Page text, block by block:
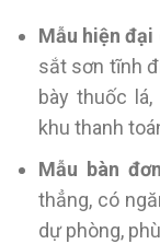
Mẫu hiện
sắt sơn tĩnh
bày thuốc
khu thanh
Mẫu bàn
thẳng, có
dự phòng,